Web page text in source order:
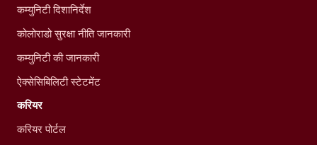
कम्युनिटी दिशानिर्देश
कोलोराडो सुरक्षा नीति जानकारी
कम्युनिटी की जानकारी
ऐक्सेसिबिलिटी स्टेटमेंट
करियर
करियर पोर्टल